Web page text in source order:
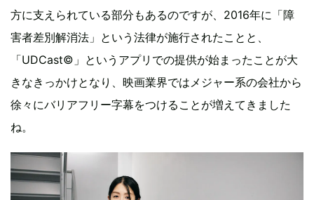
方に支えられている部分もあるのですが、2016年に「障
害者差別解消法」という法律が施行されたことと、
「UDCast©」というアプリでの提供が始まったことが大
きなきっかけとなり、映画業界ではメジャー系の会社から
徐々にバリアフリー字幕をつけることが増えてきました
ね。